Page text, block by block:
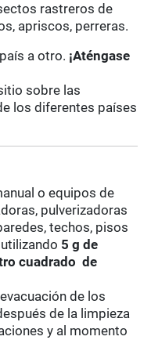
rastreros de
apriscos, perreras.
a otro. ¡Aténgase
sobre las
los diferentes países
o equipos de
pulverizadoras
techos, pisos
5 g de
cuadrado de
de los
de la limpieza
y al momento